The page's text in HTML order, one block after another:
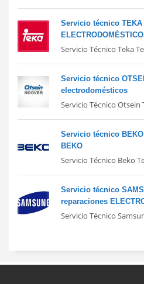
Servicio técnico TEKA
Servicio Técnico Teka
Servicio técnico
electrodomésticos
Servicio Técnico Otsein
Servicio técnico
BEKO
Servicio Técnico Beko
Servicio técnico
reparaciones
Servicio Técnico